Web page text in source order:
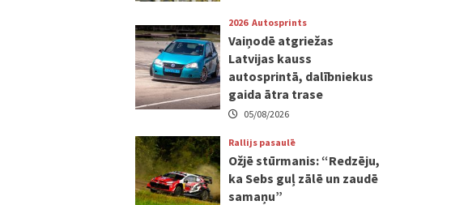
2026 Autosprints
Vaiņodē atgriežas
Latvijas kauss
autosprintā, dalībniekus
gaida ātra trase
05/08/2026
Rallijs pasaulē
Ožjē stūrmanis: “Redzēju,
ka Sebs guļ zālē un zaudē
samaņu”